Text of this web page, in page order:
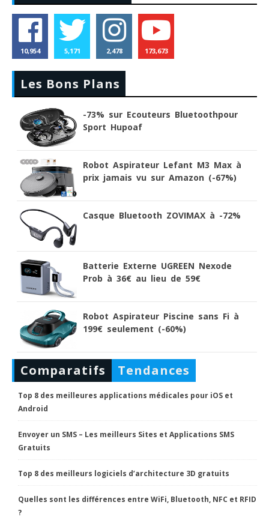
10,954 5,171 2,478 173,673
Les Bons Plans
-73% sur Ecouteurs Bluetoothpour
Sport Hupoaf
Robot Aspirateur Lefant M3 Max à
prix jamais vu sur Amazon (-67%)
Casque Bluetooth ZOVIMAX à -72%
Batterie Externe UGREEN Nexode
Prob à 36€ au lieu de 59€
Robot Aspirateur Piscine sans Fi à
199€ seulement (-60%)
Comparatifs Tendances
Top 8 des meilleures applications médicales pour iOS et
Android
Envoyer un SMS – Les meilleurs Sites et Applications SMS
Gratuits
Top 8 des meilleurs logiciels d’architecture 3D gratuits
Quelles sont les différences entre WiFi, Bluetooth, NFC et RFID
?